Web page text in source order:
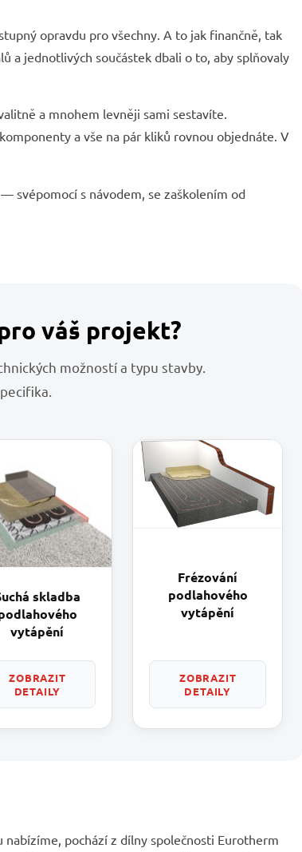
opravdu pro všechny. A to jak finančně, tak
a jednotlivých součástek dbali o to, aby splňovaly
a mnohem levněji sami sestavíte.
a vše na pár kliků rovnou objednáte. V
svépomocí s návodem, se zaškolením od
váš projekt?
možností a typu stavby.
skladba
vytápění
ZOBRAZIT
DETAILY
Frézování
podlahového
vytápění
ZOBRAZIT
DETAILY
pochází z dílny společnosti Eurotherm